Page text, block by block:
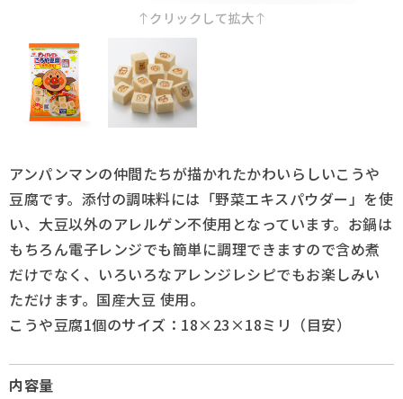
クリックして拡大
アンパンマンの仲間たちが描かれたかわいらしいこうや
豆腐です。添付の調味料には「野菜エキスパウダー」を使
い、大豆以外のアレルゲン不使用となっています。お鍋は
もちろん電子レンジでも簡単に調理できますので含め煮
だけでなく、いろいろなアレンジレシピでもお楽しみい
ただけます。国産大豆 使用。
こうや豆腐1個のサイズ：18×23×18ミリ（目安）
内容量